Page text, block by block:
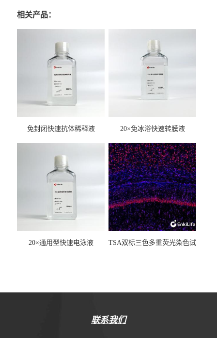
相关产品：
免封闭快速抗体稀释液 20×免冰浴快速转膜液
20×通用型快速电泳液
TSA双标三色多重荧光染色试
联系我们